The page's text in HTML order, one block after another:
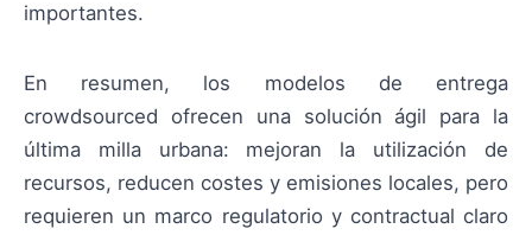
importantes.
En resumen, los modelos de entrega
crowdsourced ofrecen una solución ágil para la
última milla urbana: mejoran la utilización de
recursos, reducen costes y emisiones locales, pero
requieren un marco regulatorio y contractual claro